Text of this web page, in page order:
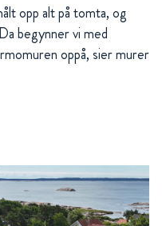
opp alt på tomta, og
begynner vi med
oppå, sier murer